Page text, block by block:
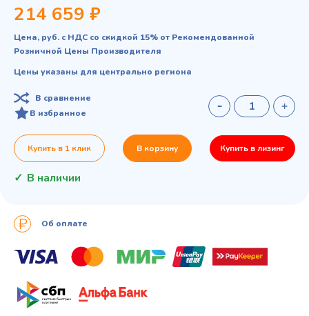
214 659 ₽
Цена, руб. с НДС со скидкой 15% от Рекомендованной
Розничной Цены Производителя
Цены указаны для центрально региона
В сравнение
В избранное
Купить в 1 клик В корзину Купить в лизинг
В наличии
Об оплате